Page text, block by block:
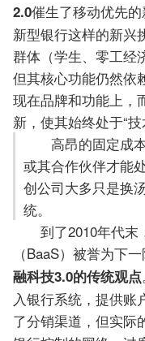
2.0催生了移动优先
新型银行这样的新兴
群体（学生、零工经
但其核心功能仍然依
现在品牌和功能上，
新，使其始终处于“技
高昂的固定成
或其合作伙伴才能
创公司大多只是换
统。
到了2010年代末
（BaaS）被誉为下
融科技3.0的传统观点
入银行系统，提供账
了分销渠道，但实际